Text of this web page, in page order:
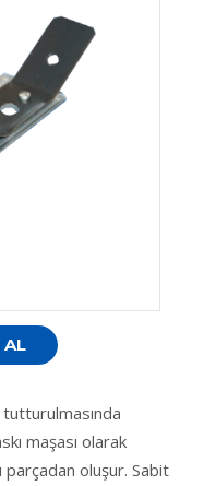
AL
maşası olarak
parçadan oluşur. Sabit